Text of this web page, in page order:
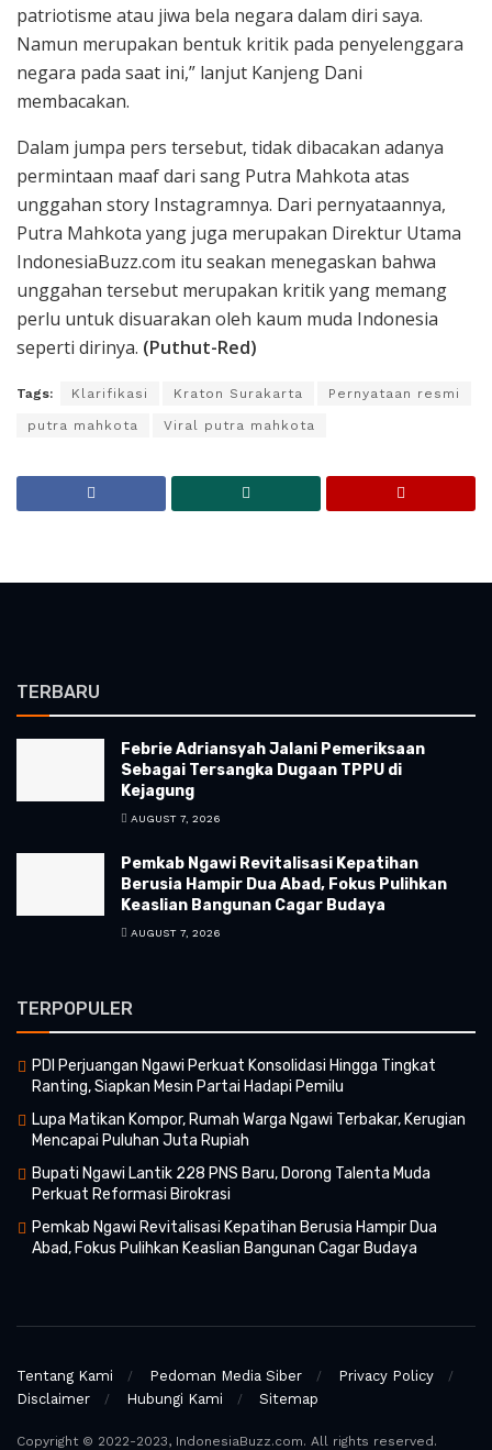
patriotisme atau jiwa bela negara dalam diri saya.
Namun merupakan bentuk kritik pada penyelenggara
negara pada saat ini,” lanjut Kanjeng Dani
membacakan.
Dalam jumpa pers tersebut, tidak dibacakan adanya
permintaan maaf dari sang Putra Mahkota atas
unggahan story Instagramnya. Dari pernyataannya,
Putra Mahkota yang juga merupakan Direktur Utama
IndonesiaBuzz.com itu seakan menegaskan bahwa
unggahan tersebut merupakan kritik yang memang
perlu untuk disuarakan oleh kaum muda Indonesia
seperti dirinya. (Puthut-Red)
Tags: Klarifikasi Kraton Surakarta Pernyataan resmi
putra mahkota Viral putra mahkota
TERBARU
Febrie Adriansyah Jalani Pemeriksaan
Sebagai Tersangka Dugaan TPPU di
Kejagung
AUGUST 7, 2026
Pemkab Ngawi Revitalisasi Kepatihan
Berusia Hampir Dua Abad, Fokus Pulihkan
Keaslian Bangunan Cagar Budaya
AUGUST 7, 2026
TERPOPULER
PDI Perjuangan Ngawi Perkuat Konsolidasi Hingga Tingkat
Ranting, Siapkan Mesin Partai Hadapi Pemilu
Lupa Matikan Kompor, Rumah Warga Ngawi Terbakar, Kerugian
Mencapai Puluhan Juta Rupiah
Bupati Ngawi Lantik 228 PNS Baru, Dorong Talenta Muda
Perkuat Reformasi Birokrasi
Pemkab Ngawi Revitalisasi Kepatihan Berusia Hampir Dua
Abad, Fokus Pulihkan Keaslian Bangunan Cagar Budaya
Tentang Kami Pedoman Media Siber
Privacy Policy
Disclaimer
Hubungi Kami Sitemap
Copyright © 2022-2023, IndonesiaBuzz.com. All rights reserved.